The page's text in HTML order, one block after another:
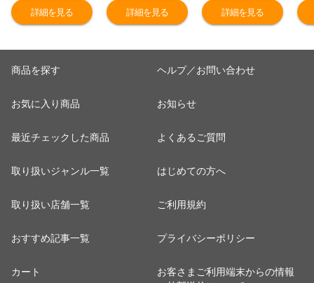
甘泉梨 赤秀 送料
無料（北海道・
詳細を見る
（北海道・沖縄
を除く）
詳細を見る
料（北海道・沖
縄を除く）
詳細を見る
水
送
く
商品を探す
お気に入り商品
最近チェックした商品
取り扱いジャンル一覧
取り扱い店舗一覧
おすすめ記事一覧
カート
ヘルプ／お問い合わせ
お知らせ
よくあるご質問
はじめての方へ
ご利用規約
プライバシーポリシー
お客さまご利用端末からの情報